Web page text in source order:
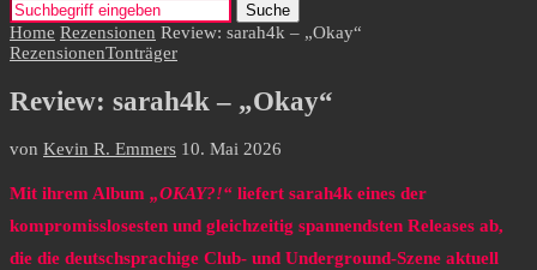
Suche
Home Rezensionen Review: sarah4k – „Okay“
RezensionenTonträger
Review: sarah4k – „Okay“
von Kevin R. Emmers 10. Mai 2026
Mit ihrem Album „OKAY?!“ liefert sarah4k eines der
kompromisslosesten und gleichzeitig spannendsten Releases ab,
die die deutschsprachige Club- und Underground-Szene aktuell